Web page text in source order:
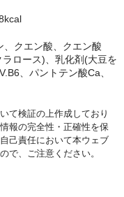
、クエン酸、クエン酸
ロース)、乳化剤(大豆を
、パントテン酸Ca、
て検証の上作成しており
報の完全性・正確性を保
己責任において本ウェブ
で、ご注意ください。